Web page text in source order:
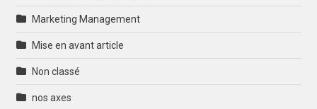
Marketing Management
Mise en avant article
Non classé
nos axes